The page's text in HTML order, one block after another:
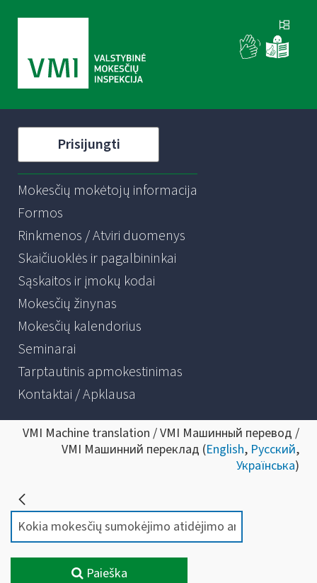
Prisijungti
Mokesčių mokėtojų informacija
Formos
Rinkmenos / Atviri duomenys
Skaičiuoklės ir pagalbininkai
Sąskaitos ir įmokų kodai
Mokesčių žinynas
Mokesčių kalendorius
Seminarai
Tarptautinis apmokestinimas
Kontaktai / Apklausa
VMI Machine translation / VMI Машинный перевод /
VMI Машинний переклад (English, Русский,
Українська)
Paieška